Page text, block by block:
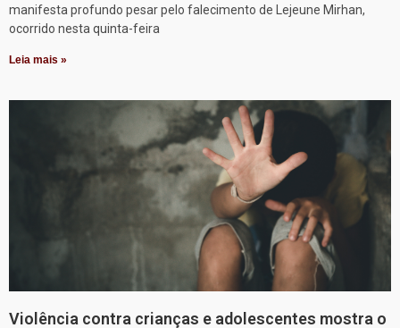
manifesta profundo pesar pelo falecimento de Lejeune Mirhan,
ocorrido nesta quinta-feira
Leia mais »
Violência contra crianças e adolescentes mostra o